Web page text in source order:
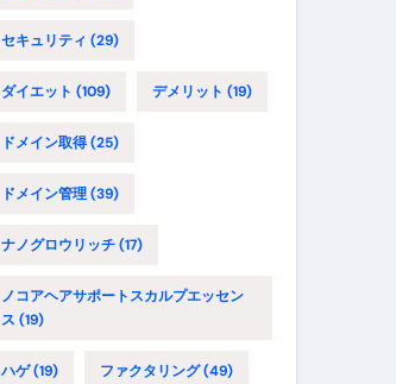
セキュリティ (29)
ダイエット (109) デメリット (19)
ドメイン取得(25)
ドメイン管理(39)
ナノグロウリッチ(17)
ノコアヘアサポートスカルプエッセン
ス (19)
ハゲ(19) ファクタリング(49)